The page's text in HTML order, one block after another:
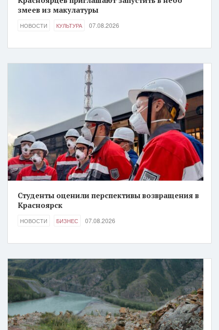
змеев из макулатуры
НОВОСТИ КУЛЬТУРА 07.08.2026
Студенты оценили перспективы возвращения в
Красноярск
НОВОСТИ БИЗНЕС 07.08.2026